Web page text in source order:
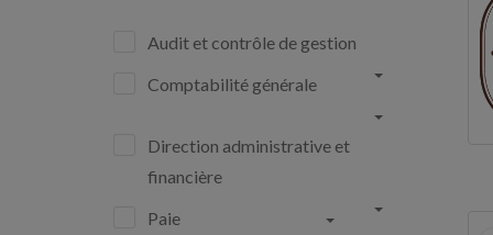
Audit et contrôle de gestion
Comptabilité générale
Direction administrative et
financière
Paie